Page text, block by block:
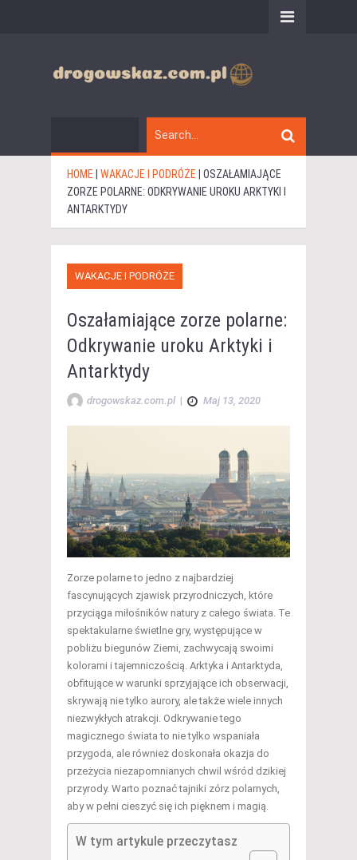
HOME WAKACJE I PODRÓŻE
OSZAŁAMIAJĄCE
ZORZE POLARNE: ODKRYWANIE UROKU ARKTYKI I
ANTARKTYDY
WAKACJE I PODRÓŻE
Oszałamiające zorze polarne:
Odkrywanie uroku Arktyki i
Antarktydy
drogowskaz.com.pl | Maj 13, 2020
Zorze polarne to jedno z najbardziej
fascynujących zjawisk przyrodniczych, które
przyciąga miłośników natury z całego świata. Te
spektakularne świetlne gry, występujące w
pobliżu biegunów Ziemi, zachwycają swoimi
kolorami i tajemniczością. Arktyka i Antarktyda,
obfitujące w warunki sprzyjające ich obserwacji,
skrywają nie tylko aurory, ale także wiele innych
niezwykłych atrakcji. Odkrywanie tego
magicznego świata to nie tylko wspaniała
przygoda, ale również doskonała okazja do
przeżycia niezapomnianych chwil wśród dzikiej
przyrody. Warto poznać tajniki zórz polarnych,
aby w pełni cieszyć się ich pięknem i magią.
W tym artykule przeczytasz